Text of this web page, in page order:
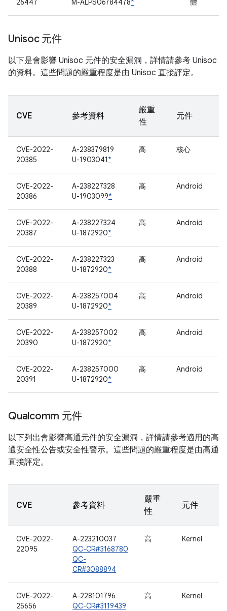
26447 M-ALPS06784478* 體
Unisoc 元件
以下是會影響 Unisoc 元件的安全漏洞，詳情請參考 Unisoc
的資料。這些問題的嚴重程度是由 Unisoc 直接評定。
CVE 參考資料
嚴重
性
元件
CVE-2022-
20385
A-238379819
U-1903041*
高 核心
CVE-2022-
20386
A-238227328
U-1903099*
高 Android
CVE-2022-
20387
A-238227324
U-1872920*
高 Android
CVE-2022-
20388
A-238227323
U-1872920*
高 Android
CVE-2022-
20389
A-238257004
U-1872920*
高 Android
CVE-2022-
20390
A-238257002
U-1872920*
高 Android
CVE-2022-
20391
A-238257000
U-1872920*
高 Android
Qualcomm 元件
以下列出會影響高通元件的安全漏洞，詳情請參考適用的高
通安全性公告或安全性警示。這些問題的嚴重程度是由高通
直接評定。
CVE 參考資料
嚴重
性
元件
CVE-2022-
22095
A-223210037
QC-CR#3168780
QC-
CR#3088894
高 Kernel
CVE-2022-
25656
A-228101796
QC-CR#3119439
高 Kernel